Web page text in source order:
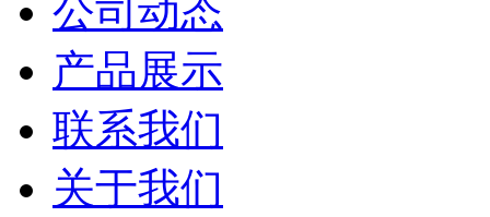
公司动态
产品展示
联系我们
关于我们